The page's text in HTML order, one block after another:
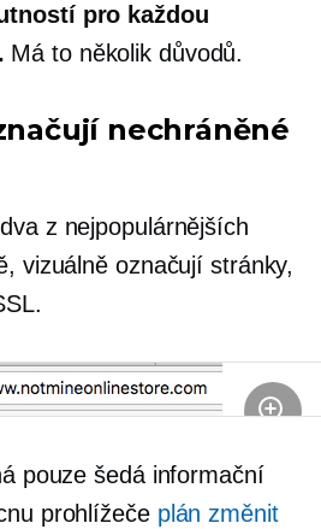
pro každou
Má to několik důvodů.
nechráněné
z nejpopulárnějších
vizuálně označují stránky,
pouze šedá informační
prohlížeče plán změnit